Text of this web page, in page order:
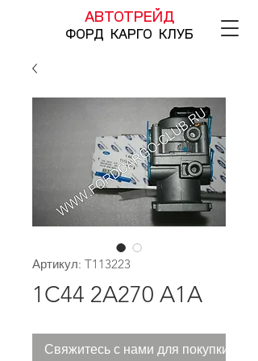
АВТОТРЕЙД
ФОРД КАРГО КЛУБ
Артикул: T113223
1C44 2A270 A1A
Свяжитесь с нами для покупки